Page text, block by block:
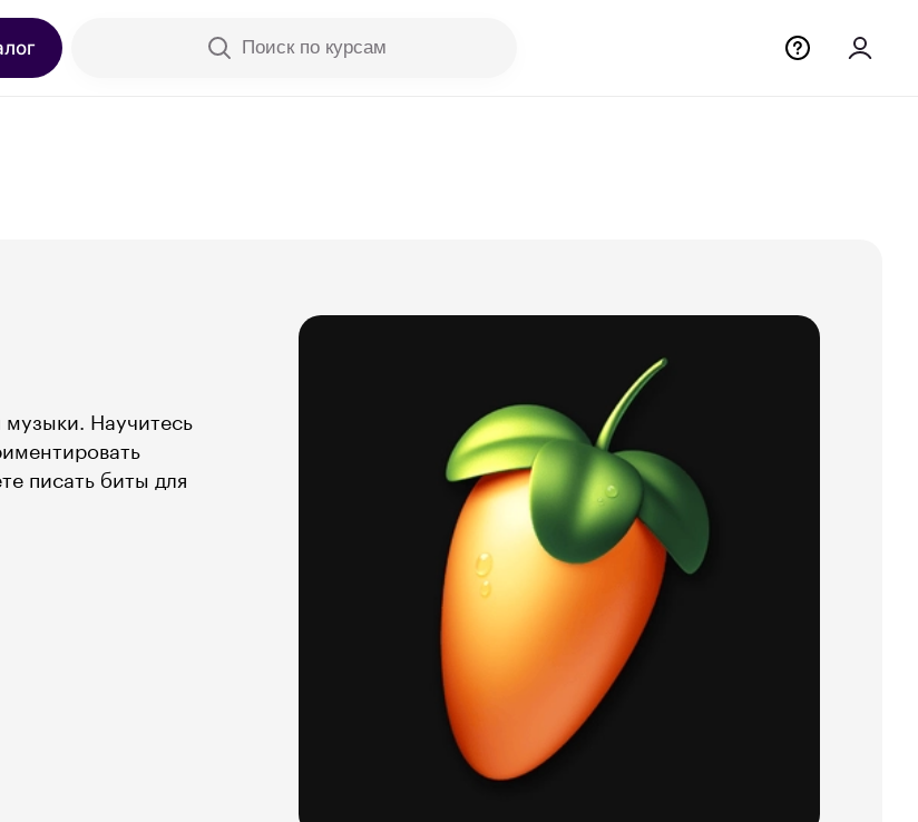
Поиск по курсам
музыки. Научитесь
писать биты для